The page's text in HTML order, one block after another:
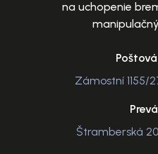
na uchopenie
Zámostní 1155/
Štramberská